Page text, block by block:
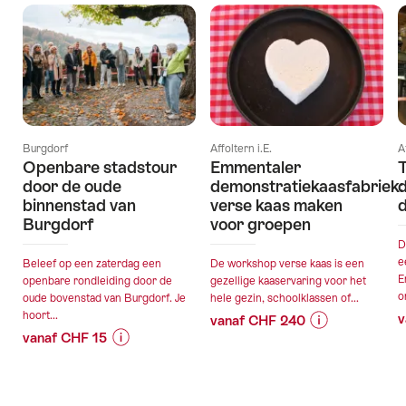
Burgdorf
Openbare stadstour
door de oude
binnenstad van
Burgdorf
Beleef op een zaterdag een
openbare rondleiding door de
oude bovenstad van Burgdorf. Je
hoort...
vanaf CHF 15
Affoltern i.E.
Emmentaler
demonstratiekaasfabriek:
verse kaas maken
voor groepen
De workshop verse kaas is een
gezellige kaaservaring voor het
hele gezin, schoolklassen of...
vanaf CHF 240